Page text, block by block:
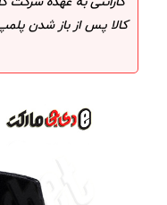
کالا پس از باز شدن